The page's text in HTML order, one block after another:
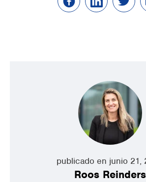
publicado en junio 21,
Roos Reinders